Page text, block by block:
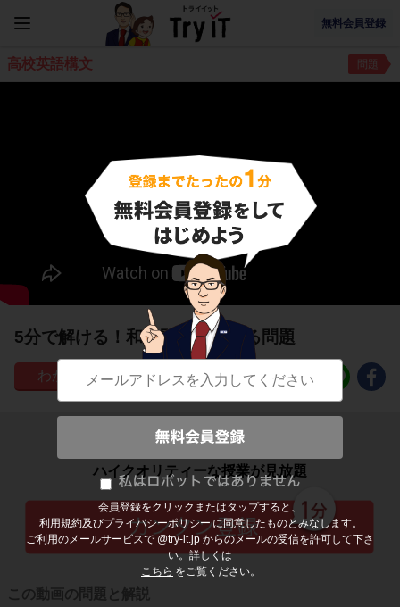
無料会員登録
会員登録をクリックまたはタップすると、
利用規約及びプライバシーポリシー に同意したものとみなします。
ご利用のメールサービスで @try-it.jp からのメールの受信を許可して下さ
い。詳しくは
こちら をご覧ください。
高校英語構文 問題
5分で解ける！和訳問題に関する問題
26
子どもの勉強から大人の学び直しまで
ハイクオリティーな授業が見放題
この動画の問題と解説